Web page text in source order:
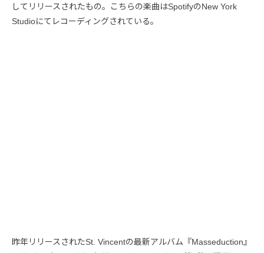
してリリースされたもの。こちらの楽曲はSpotifyのNew York
Studioにてレコーディングされている。
昨年リリースされたSt. Vincentの最新アルバム『Masseduction』